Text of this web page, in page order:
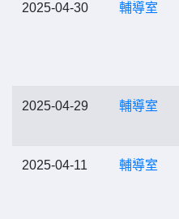
2025-04-30 輔導室
2025-04-29 輔導室
2025-04-11 輔導室